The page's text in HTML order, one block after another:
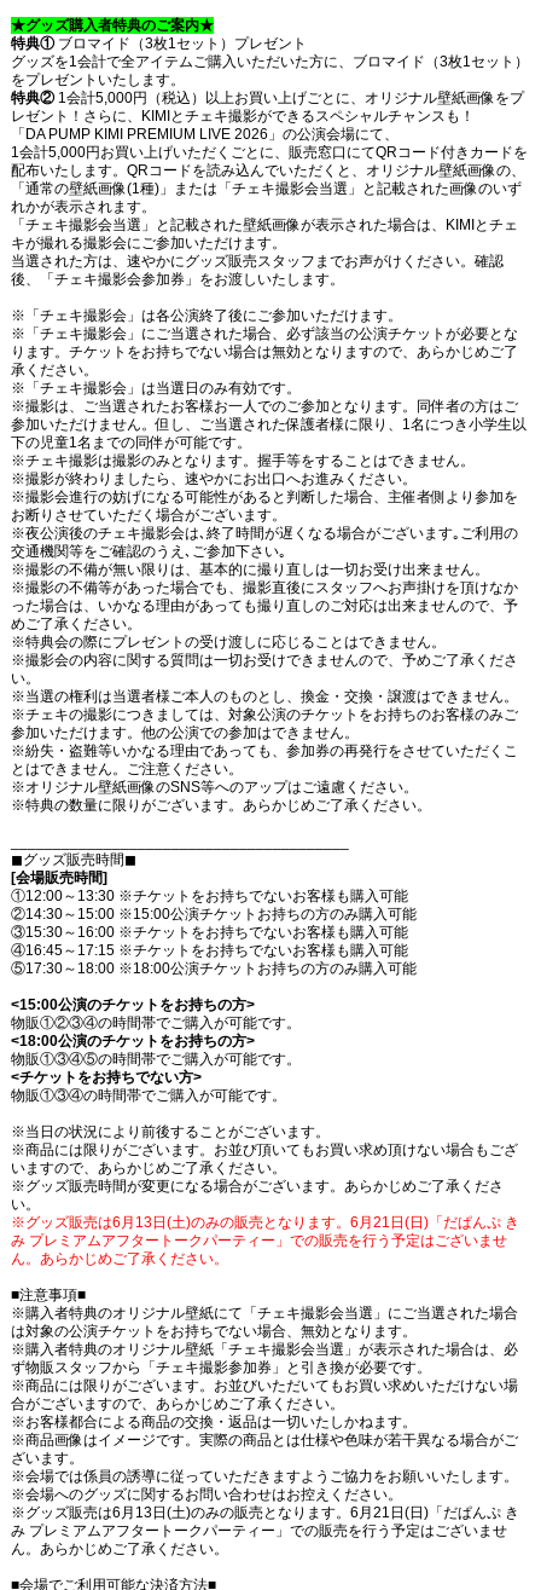
★グッズ購入者特典のご案内★
特典①ブロマイド（3枚1セット）プレゼント
グッズを1会計で全アイテムご購入いただいた方に、ブロマイド（3枚1セット）
をプレゼントいたします。
特典②1会計5,000円（税込）以上お買い上げごとに、オリジナル壁紙画像をプ
レゼント！さらに、KIMIとチェキ撮影ができるスペシャルチャンスも！
「DA PUMP KIMI PREMIUM LIVE 2026」の公演会場にて、
1会計5,000円お買い上げいただくごとに、販売窓口にてQRコード付きカードを
配布いたします。QRコードを読み込んでいただくと、オリジナル壁紙画像の、
「通常の壁紙画像(1種)」または「チェキ撮影会当選」と記載された画像のいず
れかが表示されます。
「チェキ撮影会当選」と記載された壁紙画像が表示された場合は、KIMIとチェ
キが撮れる撮影会にご参加いただけます。
当選された方は、速やかにグッズ販売スタッフまでお声がけください。確認
後、「チェキ撮影会参加券」をお渡しいたします。
※「チェキ撮影会」は各公演終了後にご参加いただけます。
※「チェキ撮影会」にご当選された場合、必ず該当の公演チケットが必要とな
ります。チケットをお持ちでない場合は無効となりますので、あらかじめご了
承ください。
※「チェキ撮影会」は当選日のみ有効です。
※撮影は、ご当選されたお客様お一人でのご参加となります。同伴者の方はご
参加いただけません。但し、ご当選された保護者様に限り、1名につき小学生以
下の児童1名までの同伴が可能です。
※チェキ撮影は撮影のみとなります。握手等をすることはできません。
※撮影が終わりましたら、速やかにお出口へお進みください。
※撮影会進行の妨げになる可能性があると判断した場合、主催者側より参加を
お断りさせていただく場合がございます。
※夜公演後のチェキ撮影会は､終了時間が遅くなる場合がございます｡ご利用の
交通機関等をご確認のうえ､ご参加下さい｡
※撮影の不備が無い限りは、基本的に撮り直しは一切お受け出来ません。
※撮影の不備等があった場合でも、撮影直後にスタッフへお声掛けを頂けなか
った場合は、いかなる理由があっても撮り直しのご対応は出来ませんので、予
めご了承ください。
※特典会の際にプレゼントの受け渡しに応じることはできません。
※撮影会の内容に関する質問は一切お受けできませんので、予めご了承くださ
い。
※当選の権利は当選者様ご本人のものとし、換金・交換・譲渡はできません。
※チェキの撮影につきましては、対象公演のチケットをお持ちのお客様のみご
参加いただけます。他の公演での参加はできません。
※紛失・盗難等いかなる理由であっても、参加券の再発行をさせていただくこ
とはできません。ご注意ください。
※オリジナル壁紙画像のSNS等へのアップはご遠慮ください。
※特典の数量に限りがございます。あらかじめご了承ください。
◼︎グッズ販売時間◼︎
[会場販売時間]
①12:00～13:30 ※チケットをお持ちでないお客様も購入可能
②14:30～15:00 ※15:00公演チケットお持ちの方のみ購入可能
③15:30～16:00 ※チケットをお持ちでないお客様も購入可能
④16:45～17:15 ※チケットをお持ちでないお客様も購入可能
⑤17:30～18:00 ※18:00公演チケットお持ちの方のみ購入可能
<15:00公演のチケットをお持ちの方>
物販①②③④の時間帯でご購入が可能です。
<18:00公演のチケットをお持ちの方>
物販①③④⑤の時間帯でご購入が可能です。
<チケットをお持ちでない方>
物販①③④の時間帯でご購入が可能です。
※当日の状況により前後することがございます。
※商品には限りがございます。お並び頂いてもお買い求め頂けない場合もござ
いますので、あらかじめご了承ください。
※グッズ販売時間が変更になる場合がございます。あらかじめご了承くださ
い。
※グッズ販売は6月13日(土)のみの販売となります。6月21日(日)「だぱんぷ き
み プレミアムアフタートークパーティー」での販売を行う予定はございませ
ん。あらかじめご了承ください。
■注意事項■
※購入者特典のオリジナル壁紙にて「チェキ撮影会当選」にご当選された場合
は対象の公演チケットをお持ちでない場合、無効となります。
※購入者特典のオリジナル壁紙「チェキ撮影会当選」が表示された場合は、必
ず物販スタッフから「チェキ撮影参加券」と引き換が必要です。
※商品には限りがございます。お並びいただいてもお買い求めいただけない場
合がございますので、あらかじめご了承ください。
※お客様都合による商品の交換・返品は一切いたしかねます。
※商品画像はイメージです。実際の商品とは仕様や色味が若干異なる場合がご
ざいます。
※会場では係員の誘導に従っていただきますようご協力をお願いいたします。
※会場へのグッズに関するお問い合わせはお控えください。
※グッズ販売は6月13日(土)のみの販売となります。6月21日(日)「だぱんぷ き
み プレミアムアフタートークパーティー」での販売を行う予定はございませ
ん。あらかじめご了承ください。
■会場でご利用可能な決済方法■